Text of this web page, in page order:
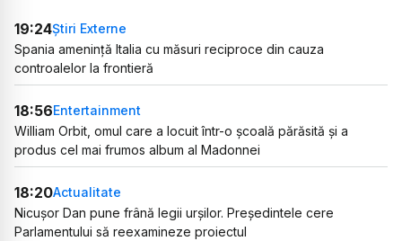
19:24Știri Externe
Spania amenință Italia cu măsuri reciproce din cauza
controalelor la frontieră
18:56Entertainment
William Orbit, omul care a locuit într-o școală părăsită și a
produs cel mai frumos album al Madonnei
18:20Actualitate
Nicușor Dan pune frână legii urșilor. Președintele cere
Parlamentului să reexamineze proiectul